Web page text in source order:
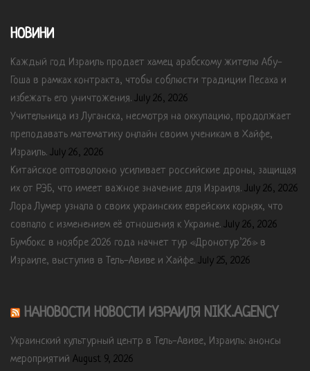
НОВИНИ
Каждый год Израиль продает хамец арабскому жителю Абу-
Гоша в рамках контракта, чтобы соблюсти традиции Песаха и
избежать его уничтожения. July 26, 2026
Учительница из Луганска, несмотря на оккупацию, продолжает
преподавать математику онлайн своим ученикам в Хайфе,
Израиль. July 26, 2026
Китайское оптоволокно усиливает российские дроны, защищая
их от РЭБ, что имеет важное значение для Израиля. July 26, 2026
Лора Лумер узнала о своих украинских еврейских корнях, что
совпало с изменением её отношения к Украине. July 26, 2026
Бумбокс в ноябре 2026 года начнет тур «Дронотур’26» в
Израиле, выступив в Тель-Авиве и Хайфе. July 25, 2026
НАНОВОСТИ НОВОСТИ ИЗРАИЛЯ NIKK.AGENCY
Украинский культурный центр в Тель-Авиве, Израиль: анонсы
мероприятий August 9, 2026